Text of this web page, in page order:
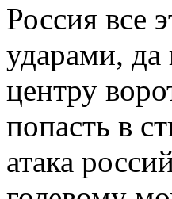
Россия все
ударами,
центру
попасть в
атака